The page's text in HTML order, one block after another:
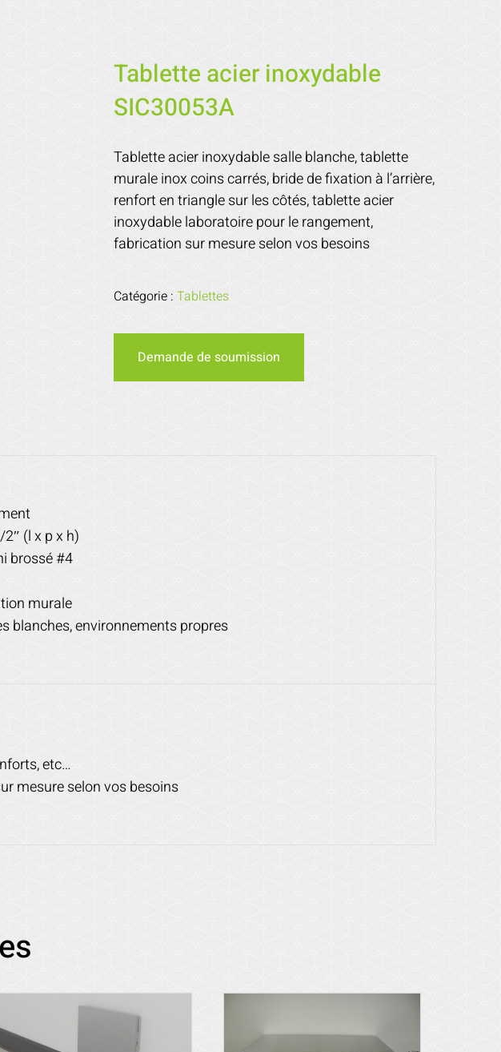
Tablette acier inoxydable
SIC30053A
Tablette acier inoxydable salle blanche, tablette
murale inox coins carrés, bride de fixation à l’arrière,
renfort en triangle sur les côtés, tablette acier
inoxydable laboratoire pour le rangement,
fabrication sur mesure selon vos besoins
Catégorie :Tablettes
Demande de soumission
(l x p x h)
brossé #4
murale
blanches, environnements propres
etc…
mesure selon vos besoins